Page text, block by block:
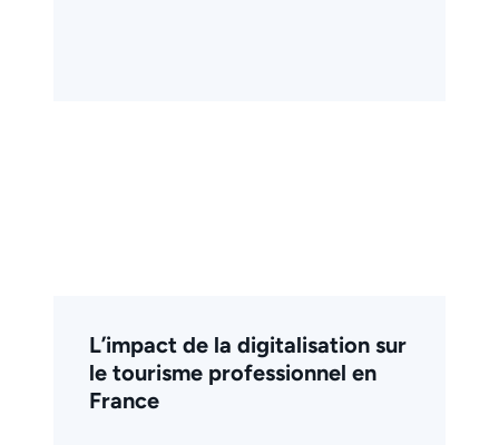
L’impact de la digitalisation sur
le tourisme professionnel en
France